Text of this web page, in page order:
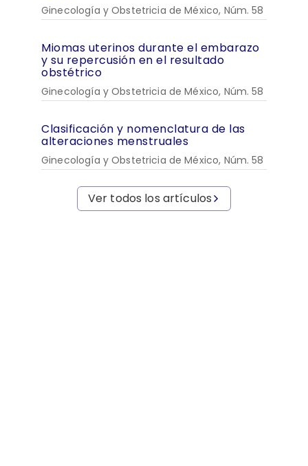
Ginecología y Obstetricia de México, Núm. 58
Miomas uterinos durante el embarazo
y su repercusión en el resultado
obstétrico
Ginecología y Obstetricia de México, Núm. 58
Clasificación y nomenclatura de las
alteraciones menstruales
Ginecología y Obstetricia de México, Núm. 58
Ver todos los artículos